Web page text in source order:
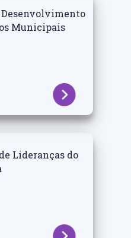
Desenvolvimento
Municipais
Lideranças do